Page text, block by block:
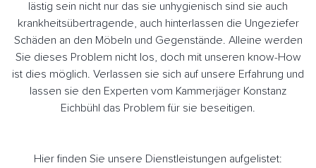
lästig sein nicht nur das sie unhygienisch sind sie auch
krankheitsübertragende, auch hinterlassen die Ungeziefer
Schäden an den Möbeln und Gegenstände. Alleine werden
Sie dieses Problem nicht los, doch mit unseren know-How
ist dies möglich. Verlassen sie sich auf unsere Erfahrung und
lassen sie den Experten vom Kammerjäger Konstanz
Eichbühl das Problem für sie beseitigen.
Hier finden Sie unsere Dienstleistungen aufgelistet: